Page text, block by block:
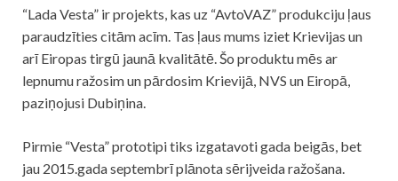
“Lada Vesta” ir projekts, kas uz “AvtoVAZ” produkciju ļaus
paraudzīties citām acīm. Tas ļaus mums iziet Krievijas un
arī Eiropas tirgū jaunā kvalitātē. Šo produktu mēs ar
lepnumu ražosim un pārdosim Krievijā, NVS un Eiropā,
paziņojusi Dubiņina.
Pirmie “Vesta” prototipi tiks izgatavoti gada beigās, bet
jau 2015.gada septembrī plānota sērijveida ražošana.